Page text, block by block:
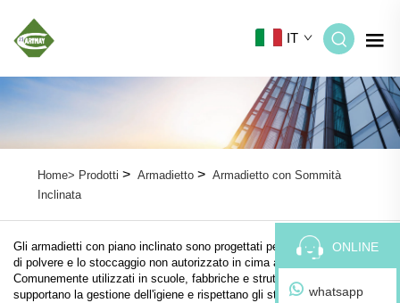
IT
Home> Prodotti > Armadietto> Armadietto con Sommità
Inclinata
Gli armadietti con piano inclinato sono progettati per evitare l'accumulo
di polvere e lo stoccaggio non autorizzato in cima agli armadi.
Comunemente utilizzati in scuole, fabbriche e strutture pubbliche,
supportano la gestione dell'igiene e rispettano gli standard di sicurezza
ONLINE
whatsapp